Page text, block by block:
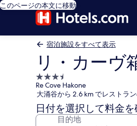
このページの本文に移動
宿泊施設をすべて表示
リ・カーヴ
3.5
つ
星
宿
泊
Re Cove Hakone
大涌谷から 2.6 km でレストラ
日付を選択して料金
目的地